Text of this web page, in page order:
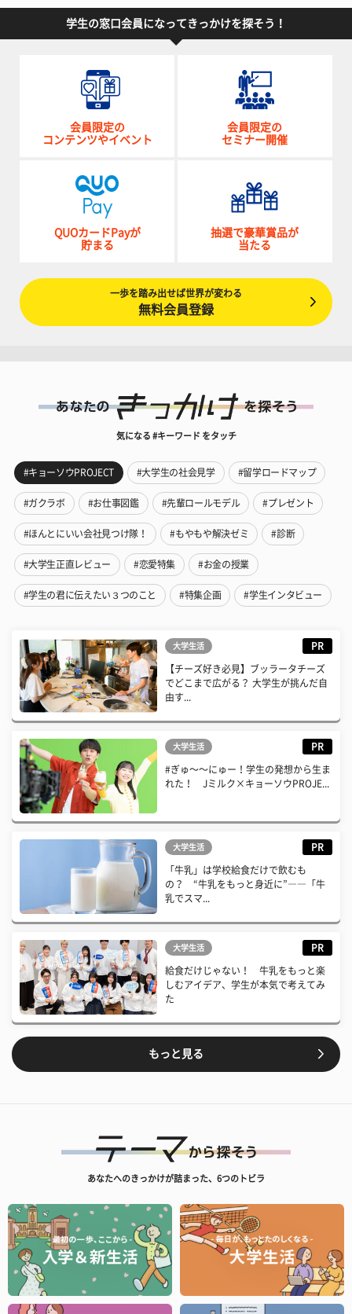
学生の窓口会員になってきっかけを探そう！
会員限定の
コンテンツやイベント
会員限定の
セミナー開催
QUOカードPayが
貯まる
抽選で豪華賞品が
当たる
一歩を踏み出せば世界が変わる
無料会員登録
気になる #キーワード をタッチ
#キョーソウPROJECT #大学生の社会見学 #留学ロードマップ
#ガクラボ #お仕事図鑑 #先輩ロールモデル #プレゼント
#ほんとにいい会社見つけ隊！ #もやもや解決ゼミ #診断
#大学生正直レビュー #恋愛特集 #お金の授業
#学生の君に伝えたい３つのこと #特集企画 #学生インタビュー
大学生活 PR
【チーズ好き必見】ブッラータチーズ
でどこまで広がる？ 大学生が挑んだ自
由す...
大学生活 PR
#ぎゅ〜〜にゅー！学生の発想から生ま
れた！ Jミルク×キョーソウPROJE...
大学生活 PR
「牛乳」は学校給食だけで飲むも
の？ “牛乳をもっと身近に”――「牛
乳でスマ...
大学生活 PR
給食だけじゃない！ 牛乳をもっと楽
しむアイデア、学生が本気で考えてみ
た
もっと見る
あなたへのきっかけが詰まった、6つのトビラ